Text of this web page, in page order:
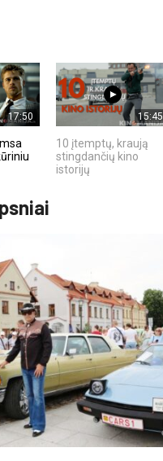
17:50 15:45
10 įtemptų, kraują
stingdančių kino
istorijų